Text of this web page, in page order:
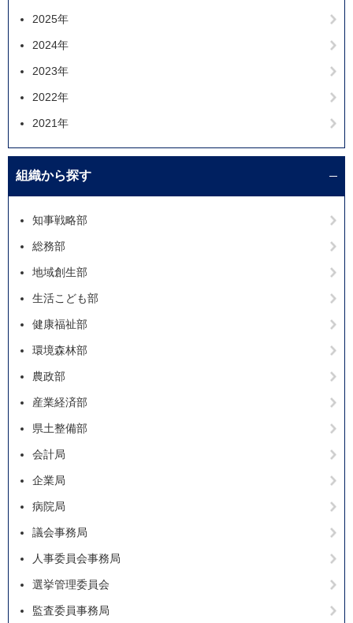
2025年
2024年
2023年
2022年
2021年
組織から探す
知事戦略部
総務部
地域創生部
生活こども部
健康福祉部
環境森林部
農政部
産業経済部
県土整備部
会計局
企業局
病院局
議会事務局
人事委員会事務局
選挙管理委員会
監査委員事務局